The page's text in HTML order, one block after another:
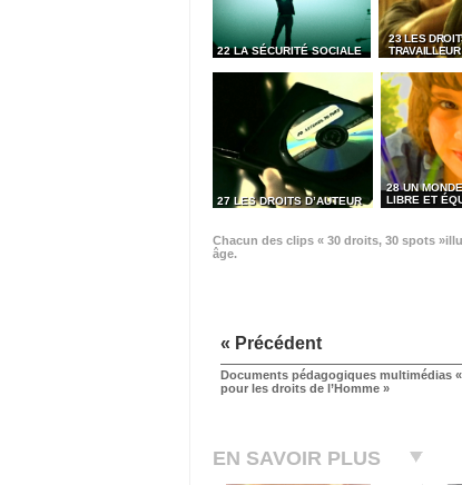
22 LA SÉCURITÉ SOCIALE
23 LES
TRAVAILLEUR
27 LES DROITS D’AUTEUR
28 UN MONDE
LIBRE ET
Chacun des clips « 30 droits, 30 spots
âge.
« Précédent
Documents pédagogiques multimédias
pour les droits de l’Homme »
EN SAVOIR PLUS